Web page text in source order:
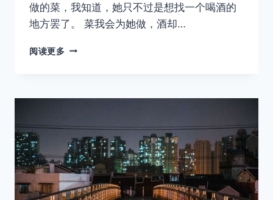
做的菜，我知道，她只不过是想找一个喝酒的
地方罢了。 菜我会为她做，酒却…
阅读更多 念